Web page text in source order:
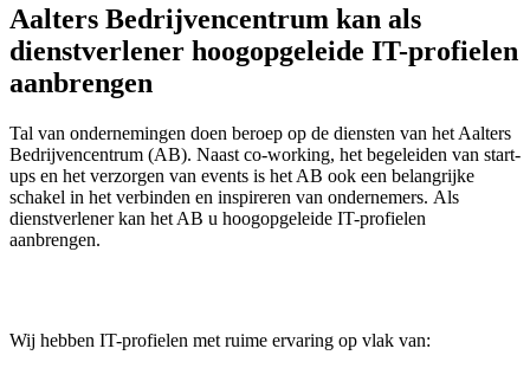
Aalters Bedrijvencentrum kan als
dienstverlener hoogopgeleide IT-profielen
aanbrengen
Tal van ondernemingen doen beroep op de diensten van het Aalters
Bedrijvencentrum (AB). Naast co-working, het begeleiden van start-
ups en het verzorgen van events is het AB ook een belangrijke
schakel in het verbinden en inspireren van ondernemers. Als
dienstverlener kan het AB u hoogopgeleide IT-profielen
aanbrengen.
Wij hebben IT-profielen met ruime ervaring op vlak van: